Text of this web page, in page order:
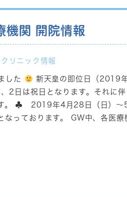
機関 開院情報
クリニック情報
した
新天皇の即位日（2019
2日は祝日となります。それに
。 ♣
2019年4月28日（日）～
なっております。 GW中、各医